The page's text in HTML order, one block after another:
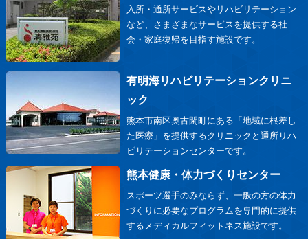
入所・通所サービスやリハビリテーション
など、さまざまなサービスを提供する社
会・家庭復帰を目指す施設です。
有明海リハビリテーションクリニ
ック
熊本市南区奥古閑町にある「地域に根差し
た医療」を提供するクリニックと通所リハ
ビリテーションセンターです。
熊本健康・体力づくりセンター
スポーツ選手のみならず、一般の方の体力
づくりに必要なプログラムを専門的に提供
するメディカルフィットネス施設です。